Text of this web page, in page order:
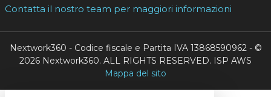
Contatta il nostro team per maggiori informazioni
Nextwork360 - Codice fiscale e Partita IVA 13868590962 - ©
2026 Nextwork360. ALL RIGHTS RESERVED. ISP AWS
Mappa del sito